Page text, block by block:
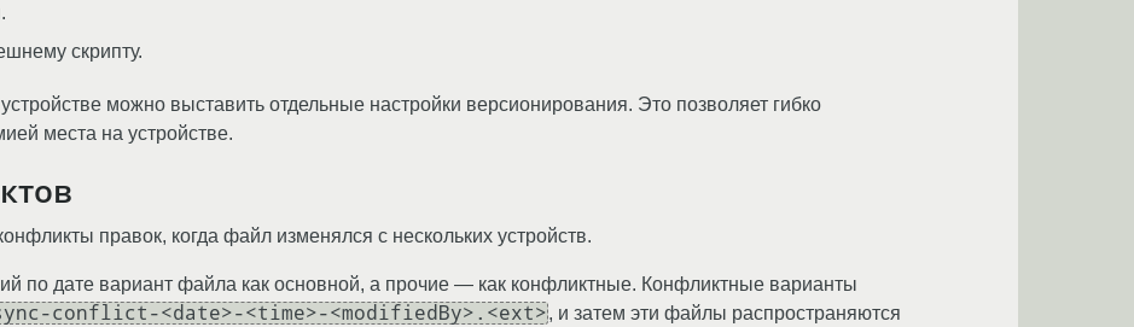
скрипту.
можно выставить отдельные настройки версионирования. Это позволяет гибко
места на устройстве.
правок, когда файл изменялся с нескольких устройств.
по дате вариант файла как основной, а прочие — как конфликтные. Конфликтные варианты
conflict-<date>-<time>-<modifiedBy>.<ext>, и затем эти файлы распространяются